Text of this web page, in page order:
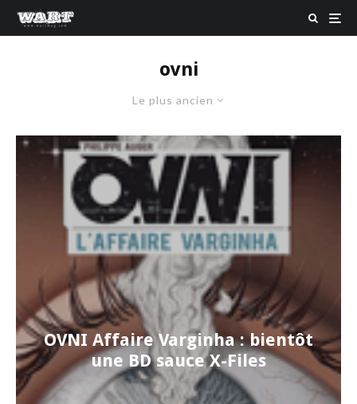
ovni
Le plus ancien
OVNI Affaire Varginha : bientôt
une BD sauce X-Files